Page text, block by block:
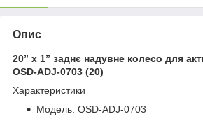
Опис
20” x 1” заднє надувне колесо для
OSD-ADJ-0703 (20)
Характеристики
Модель: OSD-ADJ-0703